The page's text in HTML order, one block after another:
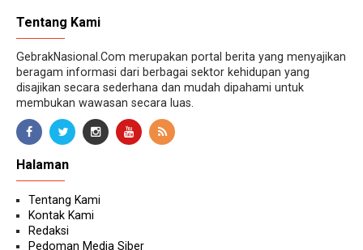
Tentang Kami
GebrakNasional.Com merupakan portal berita yang menyajikan
beragam informasi dari berbagai sektor kehidupan yang
disajikan secara sederhana dan mudah dipahami untuk
membukan wawasan secara luas.
Halaman
Tentang Kami
Kontak Kami
Redaksi
Pedoman Media Siber